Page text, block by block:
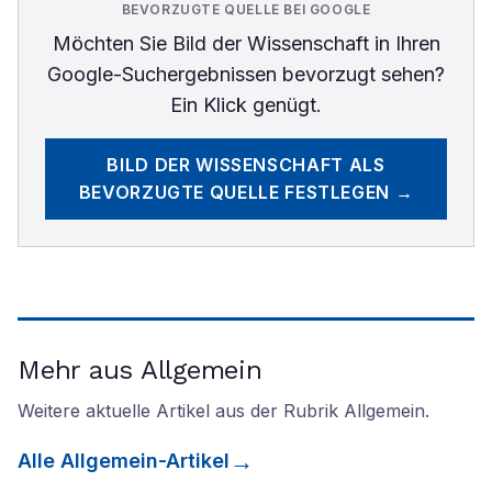
BEVORZUGTE QUELLE BEI GOOGLE
Möchten Sie Bild der Wissenschaftin Ihren
Google-Suchergebnissen bevorzugt sehen?
Ein Klick genügt.
BILD DER WISSENSCHAFT ALS
BEVORZUGTE QUELLE FESTLEGEN →
Mehr aus Allgemein
Weitere aktuelle Artikel aus der Rubrik Allgemein.
Alle Allgemein-Artikel